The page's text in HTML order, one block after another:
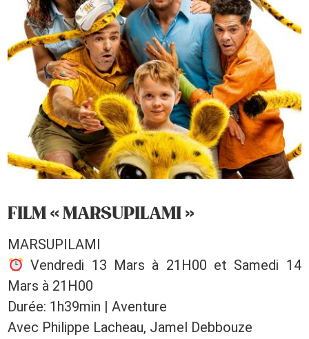
FILM « MARSUPILAMI »
MARSUPILAMI
Vendredi 13 Mars à 21H00 et Samedi 14
Mars à 21H00
Durée: 1h39min | Aventure
Avec Philippe Lacheau, Jamel Debbouze